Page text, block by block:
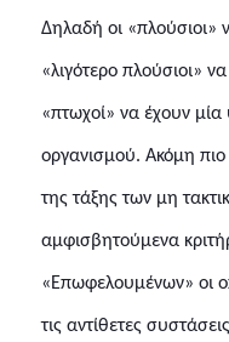
Δηλαδή οι «πλούσιοι»
«λιγότερο πλούσιοι»
«πτωχοί» να έχουν
οργανισμού. Ακόμη πιο
της τάξης των μη
αμφισβητούμενα
«Επωφελουμένων» οι
τις αντίθετες